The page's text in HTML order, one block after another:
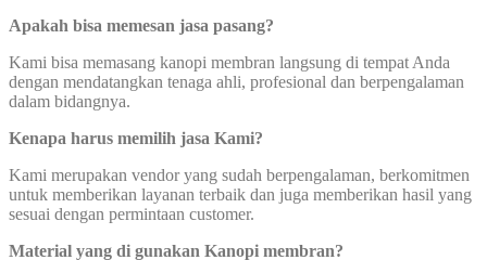
Apakah bisa memesan jasa pasang?
Kami bisa memasang kanopi membran langsung di tempat Anda
dengan mendatangkan tenaga ahli, profesional dan berpengalaman
dalam bidangnya.
Kenapa harus memilih jasa Kami?
Kami merupakan vendor yang sudah berpengalaman, berkomitmen
untuk memberikan layanan terbaik dan juga memberikan hasil yang
sesuai dengan permintaan customer.
Material yang di gunakan Kanopi membran?